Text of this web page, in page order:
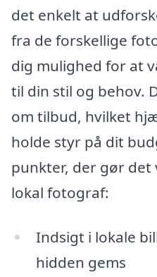
det enkelt at
fra de forskellige
dig mulighed for at
til din stil og behov.
om tilbud, hvilket
holde styr på dit
punkter, der gør
lokal fotograf:
Indsigt i lokale
hidden gems